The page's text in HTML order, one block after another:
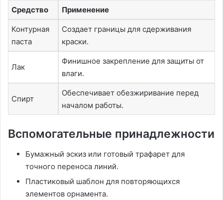
Средство Применение
Контурная
паста
Создает границы для сдерживания
краски.
Лак
Финишное закрепление для защиты от
влаги.
Спирт
Обеспечивает обезжиривание перед
началом работы.
Вспомогательные принадлежности
Бумажный эскиз или готовый трафарет для
точного переноса линий.
Пластиковый шаблон для повторяющихся
элементов орнамента.